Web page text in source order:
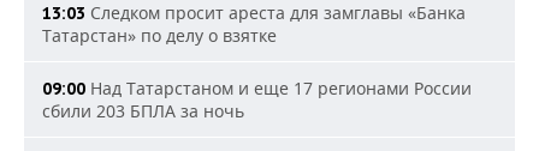
13:03 Следком просит ареста для замглавы «Банка
Татарстан» по делу о взятке
09:00 Над Татарстаном и еще 17 регионами России
сбили 203 БПЛА за ночь